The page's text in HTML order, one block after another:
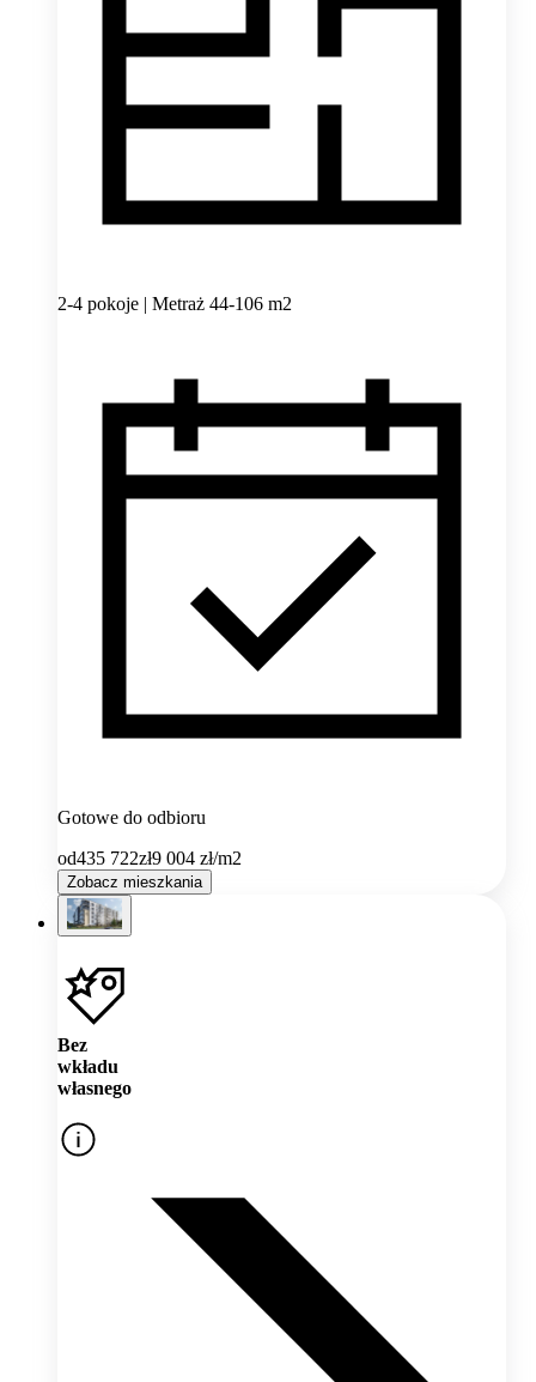
2-4 pokoje | Metraż 44-106 m2
Gotowe do odbioru
od435 722zł9 004 zł/m2
Zobacz mieszkania
Bez
wkładu
własnego